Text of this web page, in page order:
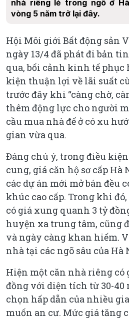
nhà riêng lẻ trong ngõ ở
vòng 5 năm trở lại đây.
Hội Môi giới Bất động sản
ngày 13/4 đã phát đi bản
qua, bối cảnh kinh tế
kiện thuận lợi về lãi suất
trước đây khi “càng chờ,
thêm động lực cho người
cầu mua nhà để ở có xu
gian vừa qua.
Đáng chú ý, trong điều
cung, giá căn hộ sơ cấp Hà
các dự án mới mở bán đều
khúc cao cấp. Trong khi
có giá xung quanh 3 tỷ
huyện xa trung tâm, cũng
và ngày càng khan hiếm.
nhà tại các ngõ sâu của Hà
Hiện một căn nhà riêng có
đồng với diện tích từ 30-
chọn hấp dẫn của nhiều
muốn an cư. Mức giá tăng